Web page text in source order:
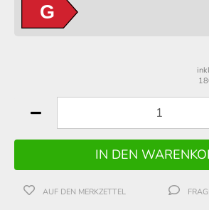
G
AUF DEN MERKZETTEL